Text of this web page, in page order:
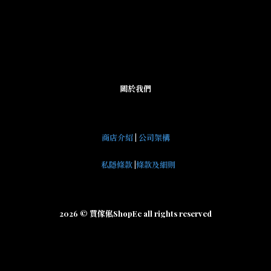
關於我們
商店介紹| 公司架構
私隱條款 條款及細則
2026 © 買傢俬ShopEc all rights reserved